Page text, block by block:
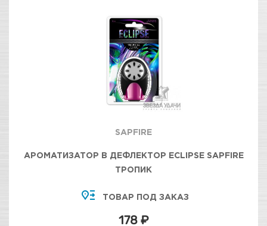
SAPFIRE
АРОМАТИЗАТОР В ДЕФЛЕКТОР ECLIPSE SAPFIRE
ТРОПИК
ТОВАР ПОД ЗАКАЗ
178 ₽